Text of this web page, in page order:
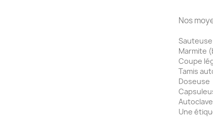
Nos
Marmite
Coupe
Tamis
Doseuse
Une